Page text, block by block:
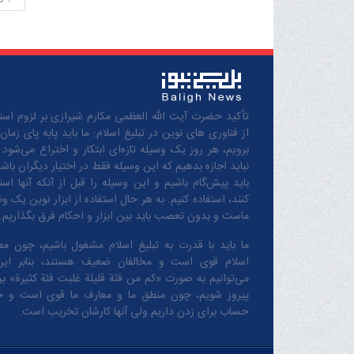
تأکید حضرت آیت الله العظمی مکارم شیرازی بر لزوم
از فناوری های نوین در تبلیغ اسلام: ما باید پابه پای
برویم، هر روز یک وسیله تازه‌ای ابتکار و اختراع
نباید اجازه بدهیم که این وسیله فقط در اختیار دیگران
باید پیش‌گام باشیم و این وسیله را قبل از آنکه آنها
کنند، استفاده کنیم. به هر حال استفاده از ابزار نوین یک
ماست و بدون تعصب باید بین ابزار و احکام فرق بگذاریم.
ما باید با قدرت به تبلیغ اسلام مشغول باشیم، چون
اسلام قوی است و مخالفان ضعیف هستند، بنابر
می‌توانیم به صورت «کم من فئة قلیلة غلبت فئة کثیرة» بر
پیروز شویم، چون منطق‌ ما و معارف ‌ما قوی است و
حساب برای زدن داریم ولی آنها کارشان تخریب است.